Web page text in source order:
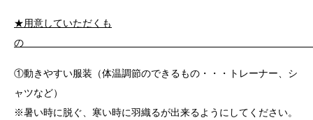
★用意していただくも
①動きやすい服装（体温調節のできるもの・・・トレーナー、シ
ャツなど）
※暑い時に脱ぐ、寒い時に羽織るが出来るようにしてください。